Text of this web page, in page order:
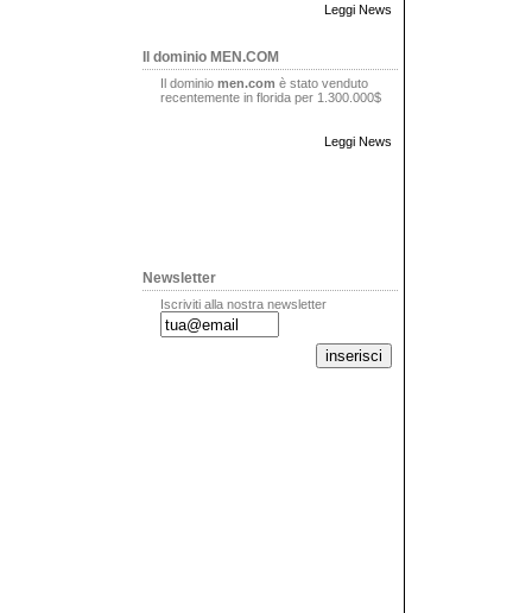
Leggi News
Il dominio MEN.COM
Il dominio men.com è stato venduto
recentemente in florida per 1.300.000$
Leggi News
Newsletter
Iscriviti alla nostra newsletter